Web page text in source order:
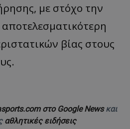
με στόχο την
βίας στους
στο Google Newsκαι
αθλητικές ειδήσεις